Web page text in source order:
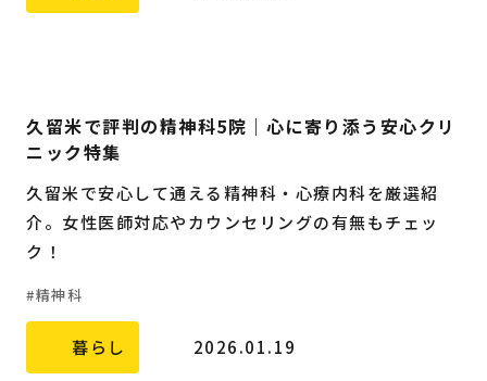
久留米で評判の精神科5院｜心に寄り添う安心クリ
ニック特集
久留米で安心して通える精神科・心療内科を厳選紹
介。女性医師対応やカウンセリングの有無もチェッ
ク！
精神科
暮らし 2026.01.19